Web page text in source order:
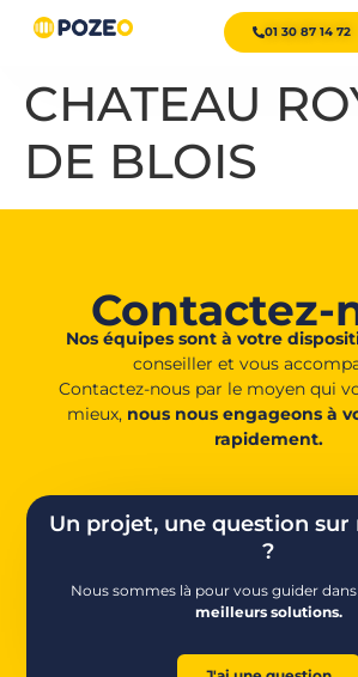
01 30 87 14 72
CHATEAU
DE BLOIS
Contactez-
Nos équipes sont à votre
conseiller et vous
Contactez-nous par le moyen qui
mieux, nous nous engageons à
rapidement.
Un projet, une question sur
?
Nous sommes là pour vous guider
meilleurs solutions.